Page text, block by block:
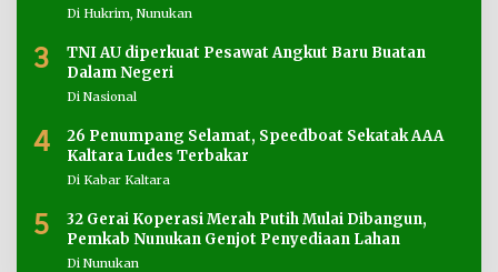
Di Hukrim, Nunukan
3
TNI AU diperkuat Pesawat Angkut Baru Buatan
Dalam Negeri
Di Nasional
4
26 Penumpang Selamat, Speedboat Sekatak AAA
Kaltara Ludes Terbakar
Di Kabar Kaltara
5
32 Gerai Koperasi Merah Putih Mulai Dibangun,
Pemkab Nunukan Genjot Penyediaan Lahan
Di Nunukan